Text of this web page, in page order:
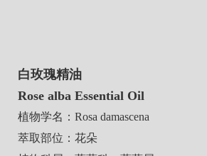
白玫瑰精油
Rose alba Essential Oil
植物学名：Rosa damascena
萃取部位：花朵